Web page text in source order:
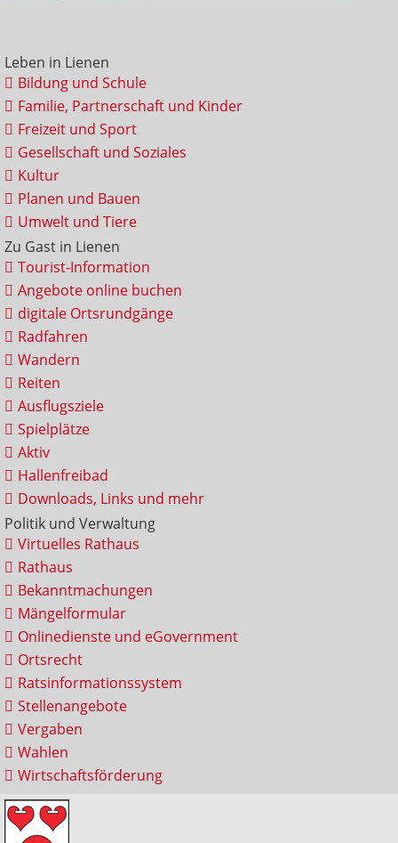
Leben in Lienen
Bildung und Schule
Familie, Partnerschaft und Kinder
Freizeit und Sport
Gesellschaft und Soziales
Kultur
Planen und Bauen
Umwelt und Tiere
Zu Gast in Lienen
Tourist-Information
Angebote online buchen
digitale Ortsrundgänge
Radfahren
Wandern
Reiten
Ausflugsziele
Spielplätze
Aktiv
Hallenfreibad
Downloads, Links und mehr
Politik und Verwaltung
Virtuelles Rathaus
Rathaus
Bekanntmachungen
Mängelformular
Onlinedienste und eGovernment
Ortsrecht
Ratsinformationssystem
Stellenangebote
Vergaben
Wahlen
Wirtschaftsförderung